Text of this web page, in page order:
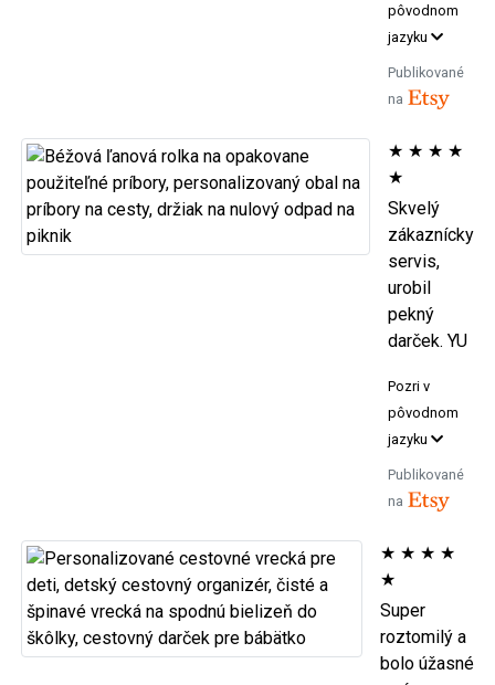
pôvodnom
jazyku
Publikované
na
★ ★ ★ ★
★
Skvelý
zákaznícky
servis,
urobil
pekný
darček. YU
Pozri v
pôvodnom
jazyku
Publikované
na
★ ★ ★ ★
★
Super
roztomilý a
bolo úžasné